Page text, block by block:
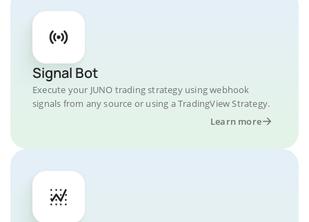
Signal Bot
Execute your JUNO trading strategy using webhook
signals from any source or using a TradingView Strategy.
Learn more